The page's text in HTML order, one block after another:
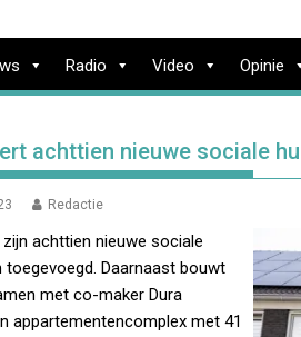
Radio Video Opinie
achttien nieuwe sociale
Redactie
achttien nieuwe sociale
toegevoegd. Daarnaast bouwt
met co-maker Dura
appartementencomplex met 41